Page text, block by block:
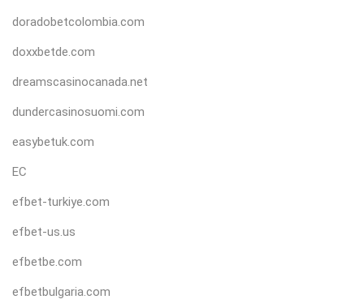
doradobetcolombia.com
doxxbetde.com
dreamscasinocanada.net
dundercasinosuomi.com
easybetuk.com
EC
efbet-turkiye.com
efbet-us.us
efbetbe.com
efbetbulgaria.com